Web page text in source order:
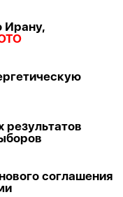
Ирану,
соглашения